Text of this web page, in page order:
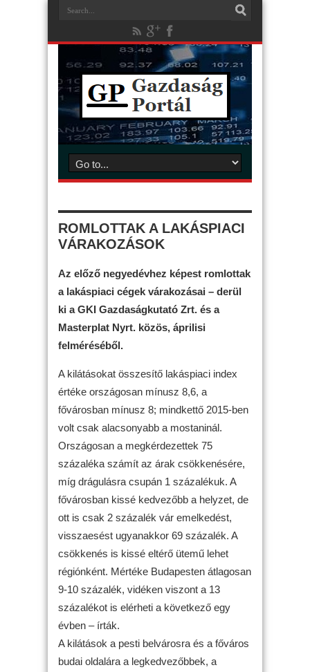
ROMLOTTAK A LAKÁSPIACI
VÁRAKOZÁSOK
Az előző negyedévhez képest romlottak
a lakáspiaci cégek várakozásai – derül
ki a GKI Gazdaságkutató Zrt. és a
Masterplat Nyrt. közös, áprilisi
felméréséből.
A kilátásokat összesítő lakáspiaci index
értéke országosan mínusz 8,6, a
fővárosban mínusz 8; mindkettő 2015-ben
volt csak alacsonyabb a mostaninál.
Országosan a megkérdezettek 75
százaléka számít az árak csökkenésére,
míg drágulásra csupán 1 százalékuk. A
fővárosban kissé kedvezőbb a helyzet, de
ott is csak 2 százalék vár emelkedést,
visszaesést ugyanakkor 69 százalék. A
csökkenés is kissé eltérő ütemű lehet
régiónként. Mértéke Budapesten átlagosan
9-10 százalék, vidéken viszont a 13
százalékot is elérheti a következő egy
évben – írták.
A kilátások a pesti belvárosra és a főváros
budai oldalára a legkedvezőbbek, a